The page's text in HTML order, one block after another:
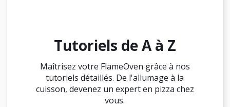
Tutoriels de A à Z
Maîtrisez votre FlameOven grâce à nos
tutoriels détaillés. De l'allumage à la
cuisson, devenez un expert en pizza chez
vous.